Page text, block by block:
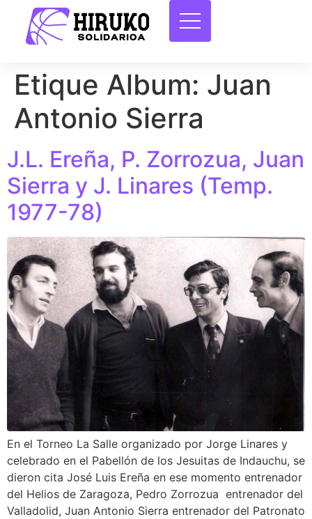
Etique Album: Juan
Antonio Sierra
J.L. Ereña, P. Zorrozua, Juan
Sierra y J. Linares (Temp.
1977-78)
En el Torneo La Salle organizado por Jorge Linares y
celebrado en el Pabellón de los Jesuitas de Indauchu, se
dieron cita José Luis Ereña en ese momento entrenador
del Helios de Zaragoza, Pedro Zorrozua entrenador del
Valladolid, Juan Antonio Sierra entrenador del Patronato